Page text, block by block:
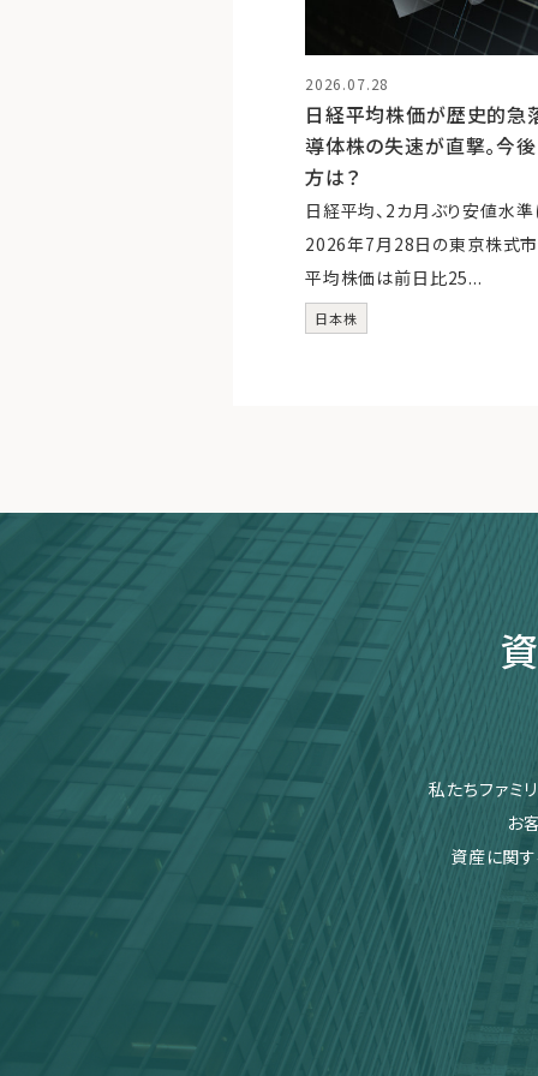
2026.07.28
日経平均株価が歴史的急
導体株の失速が直撃。今
方は？
日経平均、2カ月ぶり安値水
2026年7月28日の東京株式市
平均株価は前日比25...
日本株
私たちファミ
お
資産に関